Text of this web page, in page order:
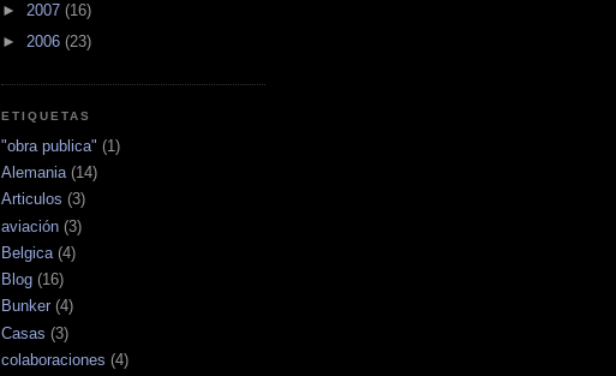
► 2007 (16)
► 2006 (23)
ETIQUETAS
"obra publica" (1)
Alemania (14)
Articulos (3)
aviación (3)
Belgica (4)
Blog (16)
Bunker (4)
Casas (3)
colaboraciones (4)